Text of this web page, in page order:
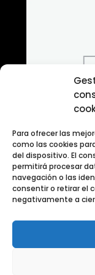
Para ofrecer las
como las cookies
del dispositivo. El
permitirá procesar
navegación o las
consentir o retirar el
negativamente a
Banco de fotografias